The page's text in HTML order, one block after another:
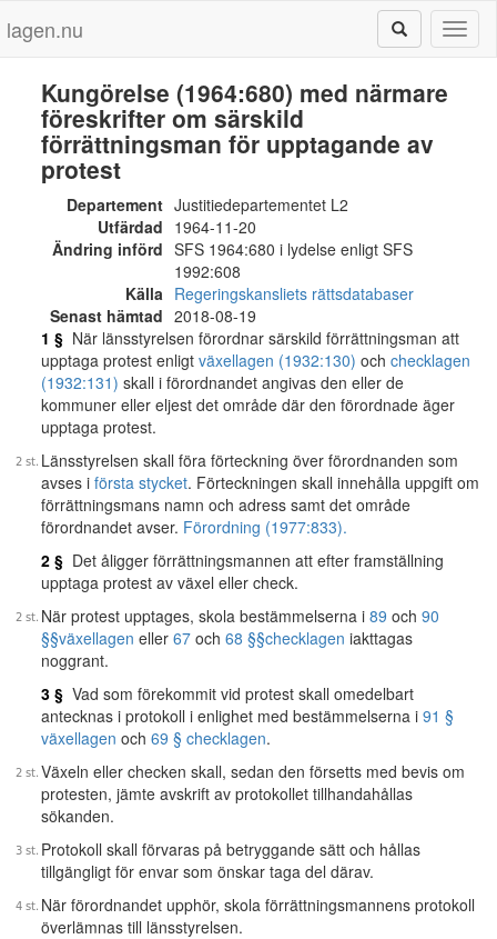
lagen.nu
Kungörelse (1964:680) med närmare
föreskrifter om särskild
förrättningsman för upptagande av
protest
Departement Justitiedepartementet L2
Utfärdad 1964-11-20
Ändring införd SFS 1964:680 i lydelse enligt SFS
1992:608
Källa Regeringskansliets rättsdatabaser
Senast hämtad 2018-08-19
1 § När länsstyrelsen förordnar särskild förrättningsman att
upptaga protest enligt växellagen (1932:130) och checklagen
(1932:131) skall i förordnandet angivas den eller de
kommuner eller eljest det område där den förordnade äger
upptaga protest.
Länsstyrelsen skall föra förteckning över förordnanden som
avses i första stycket. Förteckningen skall innehålla uppgift om
förrättningsmans namn och adress samt det område
förordnandet avser. Förordning (1977:833).
2 § Det åligger förrättningsmannen att efter framställning
upptaga protest av växel eller check.
När protest upptages, skola bestämmelserna i 89 och 90
§§växellagen eller 67 och 68 §§checklagen iakttagas
noggrant.
3 § Vad som förekommit vid protest skall omedelbart
antecknas i protokoll i enlighet med bestämmelserna i 91 §
växellagen och 69 § checklagen.
Växeln eller checken skall, sedan den försetts med bevis om
protesten, jämte avskrift av protokollet tillhandahållas
sökanden.
Protokoll skall förvaras på betryggande sätt och hållas
tillgängligt för envar som önskar taga del därav.
När förordnandet upphör, skola förrättningsmannens protokoll
överlämnas till länsstyrelsen.